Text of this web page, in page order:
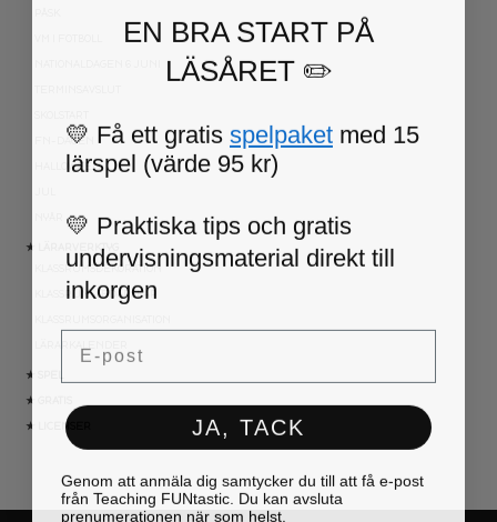
FN-DAGEN
HALLOWEEN
★ LÄRARVERKTYG
KLASSRUMSDEKORATION
KLASSRUMSLEDARSKAP
★ SPEL
★ GRATIS
★ LICENSER
EN BRA START PÅ
LÄSÅRET ✏️
💛 Få ett gratis spelpaket med 15
lärspel (värde 95 kr)
💛 Praktiska tips och gratis
undervisningsmaterial direkt till
inkorgen
Email
JA, TACK
Genom att anmäla dig samtycker du till att få e-post
från Teaching FUNtastic. Du kan avsluta
prenumerationen när som helst.